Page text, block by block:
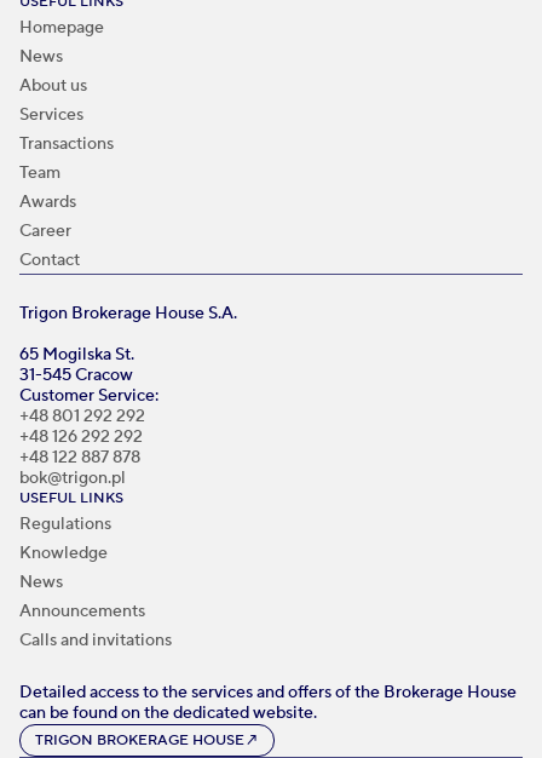
Homepage
News
About us
Services
Transactions
Team
Awards
Career
Contact
Trigon Brokerage House S.A.
65 Mogilska St.
31-545 Cracow
Customer Service:
+48 801 292 292
+48 126 292 292
+48 122 887 878
bok@trigon.pl
USEFUL LINKS
Regulations
Knowledge
News
Announcements
Calls and invitations
Detailed access to the services and offers of the Brokerage House
can be found on the dedicated website.
TRIGON BROKERAGE HOUSE↗